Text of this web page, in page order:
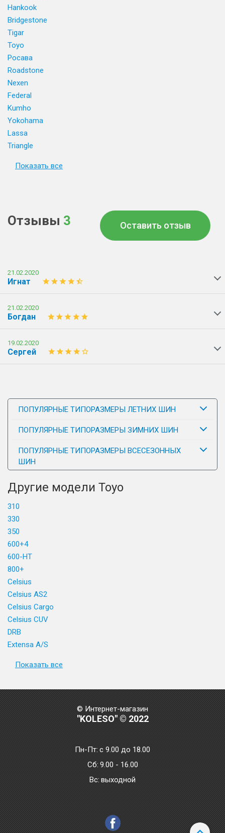
Hankook
Bridgestone
Tigar
Toyo
Росава
Roadstone
Nexen
Federal
Kumho
Yokohama
Lassa
Triangle
Показать все
Отзывы 3 Оставить отзыв
21.02.2020
Игнат
21.02.2020
Богдан
19.02.2020
Сергей
ПОПУЛЯРНЫЕ ТИПОРАЗМЕРЫ ЛЕТНИХ ШИН
ПОПУЛЯРНЫЕ ТИПОРАЗМЕРЫ ЗИМНИХ ШИН
ПОПУЛЯРНЫЕ ТИПОРАЗМЕРЫ ВСЕСЕЗОННЫХ
ШИН
Другие модели Toyo
310
330
350
600+4
600-HT
800+
Celsius
Celsius AS2
Celsius Cargo
Celsius CUV
DRB
Extensa A/S
Показать все
© Интернет-магазин
"KOLESO" © 2022
Пн-Пт:с 9.00 до 18.00
Сб: 9.00 - 16.00
Bc: выходной